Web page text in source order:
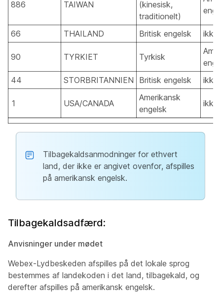
886 TAIWAN
(kinesisk,
traditionelt)
66 THAILAND Britisk engelsk ikke
90 TYRKIET Tyrkisk
44
STORBRITANNIEN Britisk engelsk ikke
1 USA/CANADA
Amerikansk
engelsk
ikke
Tilbagekaldsanmodninger for ethvert
land, der ikke er angivet ovenfor, afspilles
på amerikansk engelsk.
Tilbagekaldsadfærd:
Anvisninger under mødet
Webex-Lydbeskeden afspilles på det lokale sprog
bestemmes af landekoden i det land, tilbagekald, og
derefter afspilles på amerikansk engelsk.